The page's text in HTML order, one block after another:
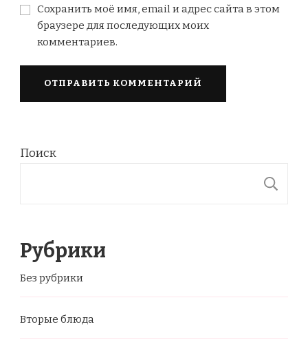
Сохранить моё имя, email и адрес сайта в этом
браузере для последующих моих
комментариев.
Поиск
Рубрики
Без рубрики
Вторые блюда